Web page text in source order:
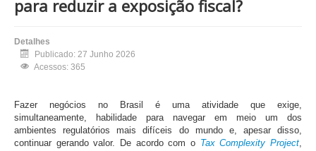
para reduzir a exposição fiscal?
Detalhes
Publicado: 27 Junho 2026
Acessos: 365
Fazer negócios no Brasil é uma atividade que exige,
simultaneamente, habilidade para navegar em meio um dos
ambientes regulatórios mais difíceis do mundo e, apesar disso,
continuar gerando valor. De acordo com o Tax Complexity Project